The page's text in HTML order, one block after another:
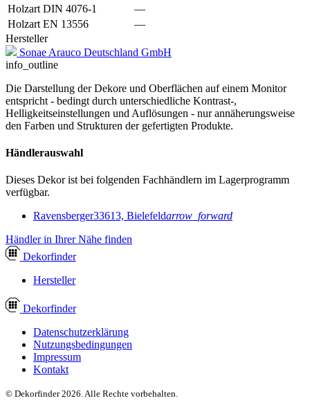
Holzart DIN 4076-1
—
Holzart EN 13556
—
Hersteller
Sonae Arauco Deutschland GmbH
info_outline
Die Darstellung der Dekore und Oberflächen auf einem Monitor
entspricht - bedingt durch unterschiedliche Kontrast-,
Helligkeitseinstellungen und Auflösungen - nur annäherungsweise
den Farben und Strukturen der gefertigten Produkte.
Händlerauswahl
Dieses Dekor ist bei folgenden Fachhändlern im Lagerprogramm
verfügbar.
Ravensberger33613, Bielefeldarrow_forward
Händler in Ihrer Nähe finden
Dekorfinder
Hersteller
Dekorfinder
Datenschutzerklärung
Nutzungsbedingungen
Impressum
Kontakt
© Dekorfinder 2026. Alle Rechte vorbehalten.